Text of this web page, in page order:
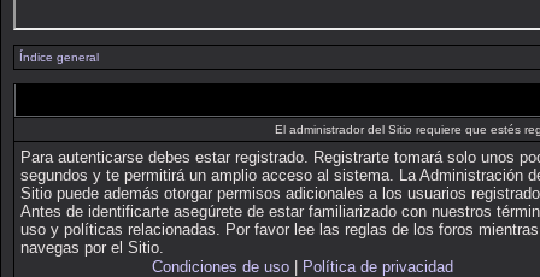
Índice general
El administrador del Sitio requiere que estés
Para autenticarse debes estar registrado. Registrarte tomará solo unos
segundos y te permitirá un amplio acceso al sistema. La Administración
Sitio puede además otorgar permisos adicionales a los usuarios
Antes de identificarte asegúrete de estar familiarizado con nuestros
uso y políticas relacionadas. Por favor lee las reglas de los foros mientras
navegas por el Sitio.
Condiciones de uso| Política de privacidad